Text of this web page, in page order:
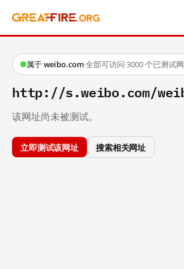
属于 weibo.com·全部可访问·3000 个已测试
http://s.weibo.com/
该网址尚未被测试。
立即测试该网址 搜索相关网址